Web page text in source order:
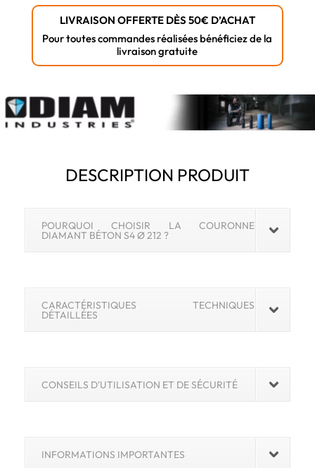
raccord
1"1/4
DIAM
INDUSTRIES
LIVRAISON OFFERTE DÈS 50€ D’ACHAT
Pour toutes commandes réalisées bénéficiez de la
livraison gratuite
DESCRIPTION PRODUIT
POURQUOI CHOISIR LA COURONNE
DIAMANT BÉTON S4 Ø 212 ?
CARACTÉRISTIQUES TECHNIQUES
DÉTAILLÉES
CONSEILS D'UTILISATION ET DE SÉCURITÉ
INFORMATIONS IMPORTANTES